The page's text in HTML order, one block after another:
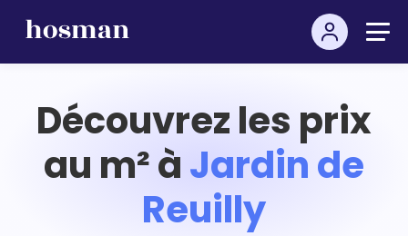
Découvrez les prix
au m² àJardin de
Reuilly